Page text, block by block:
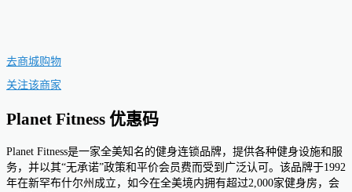
去商城购物
关注该商家
Planet Fitness 优惠码
Planet Fitness是一家全美知名的健身连锁品牌，提供各种健身设施和服
务，并以其“无承诺”政策和平价会员费而受到广泛认可。该品牌于1992
年在新罕布什尔州成立，如今在全美境内拥有超过2,000家健身房，会